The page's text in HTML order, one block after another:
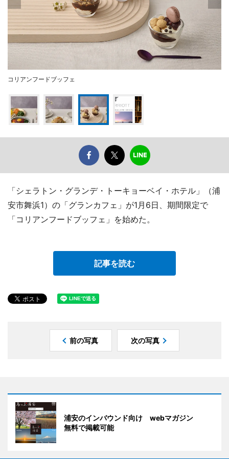
コリアンフードブッフェ
「シェラトン・グランデ・トーキョーベイ・ホテル」（浦
安市舞浜1）の「グランカフェ」が1月6日、期間限定で
「コリアンフードブッフェ」を始めた。
記事を読む
前の写真 次の写真
浦安のインバウンド向け webマガジン
無料で掲載可能